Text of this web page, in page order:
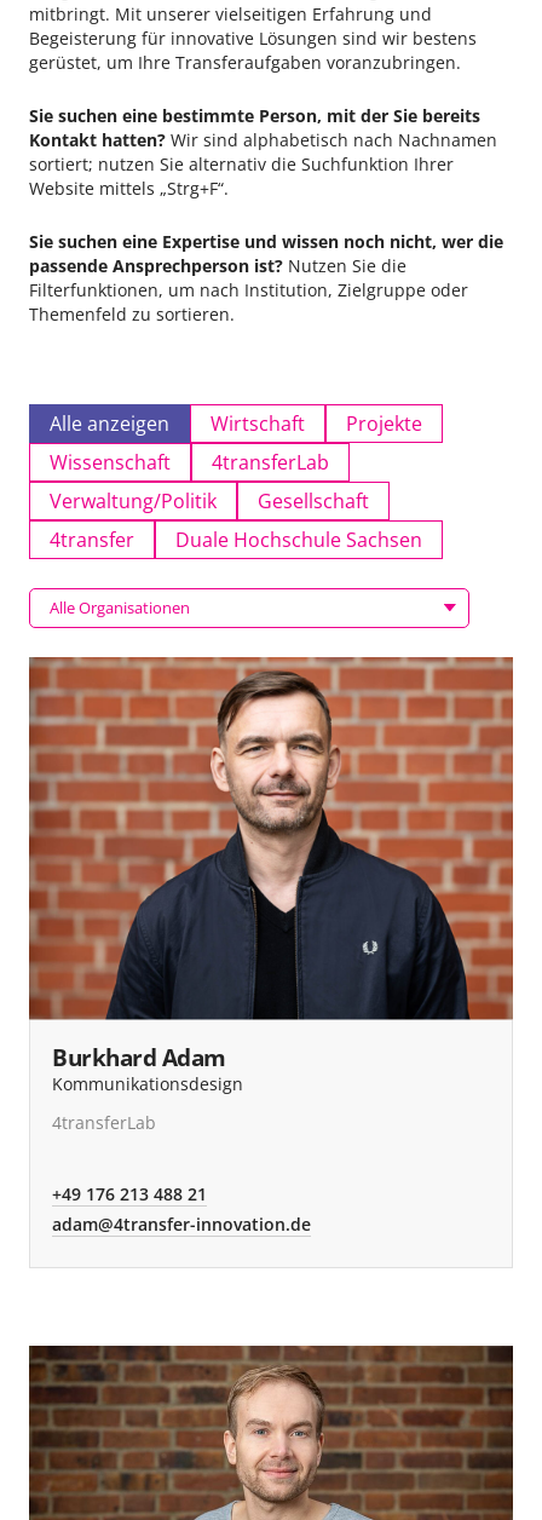
mitbringt. Mit unserer vielseitigen Erfahrung und
Begeisterung für innovative Lösungen sind wir bestens
gerüstet, um Ihre Transferaufgaben voranzubringen.
Sie suchen eine bestimmte Person, mit der Sie bereits
Kontakt hatten? Wir sind alphabetisch nach Nachnamen
sortiert; nutzen Sie alternativ die Suchfunktion Ihrer
Website mittels „Strg+F“.
Sie suchen eine Expertise und wissen noch nicht, wer die
passende Ansprechperson ist? Nutzen Sie die
Filterfunktionen, um nach Institution, Zielgruppe oder
Themenfeld zu sortieren.
Alle anzeigen Wirtschaft
Projekte
Wissenschaft
4transferLab
Verwaltung/Politik
Gesellschaft
4transfer
Duale Hochschule Sachsen
Burkhard Adam
Kommunikationsdesign
4transferLab
+49 176 213 488 21
adam@4transfer-innovation.de